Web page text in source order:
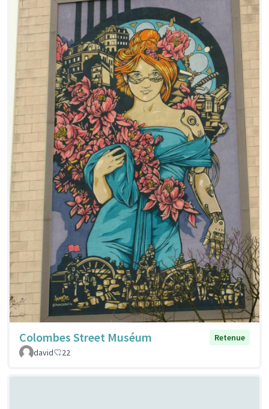
Colombes Street Muséum
Retenue
david
22